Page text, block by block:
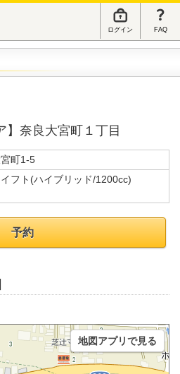
ログイン FAQ
】奈良大宮町１丁目
町1-5
フト(ハイブリッド/1200cc)
予約
地図アプリで見る